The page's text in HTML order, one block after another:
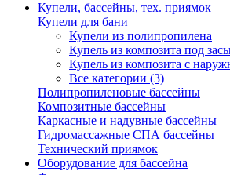
Купели, бассейны, тех. приямок
Купели для бани
Купели из полипропилена
Купель из композита под
Купель из композита с
Все категории (3)
Полипропиленовые бассейны
Композитные бассейны
Каркасные и надувные бассейны
Гидромассажные СПА бассейны
Технический приямок
Оборудование для бассейна